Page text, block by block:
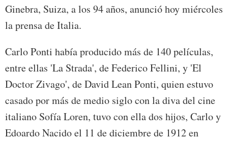
Ginebra, Suiza, a los 94 años, anunció hoy miércoles
la prensa de Italia.
Carlo Ponti había producido más de 140 películas,
entre ellas 'La Strada', de Federico Fellini, y 'El
Doctor Zivago', de David Lean Ponti, quien estuvo
casado por más de medio siglo con la diva del cine
italiano Sofía Loren, tuvo con ella dos hijos, Carlo y
Edoardo Nacido el 11 de diciembre de 1912 en